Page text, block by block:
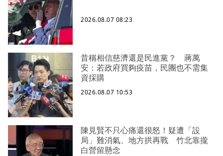
2026.08.07 08:23
昔稱相信慈濟還是民進黨？ 蔣萬
安：若政府買夠疫苗，民團也不需集
資採購
2026.08.07 10:53
陳見賢不只心痛還很怒！疑遭「設
局」難消氣、地方拱再戰 竹北靠攏
白營留懸念